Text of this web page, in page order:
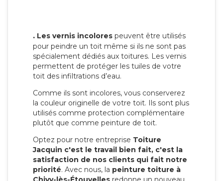
. Les vernis incolores peuvent être utilisés
pour peindre un toit même si ils ne sont pas
spécialement dédiés aux toitures. Les vernis
permettent de protéger les tuiles de votre
toit des infiltrations d’eau.
Comme ils sont incolores, vous conserverez
la couleur originelle de votre toit. Ils sont plus
utilisés comme protection complémentaire
plutôt que comme peinture de toit.
Optez pour notre entreprise Toiture
Jacquin c'est le travail bien fait, c'est la
satisfaction de nos clients qui fait notre
priorité. Avec nous, la peinture toiture à